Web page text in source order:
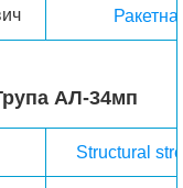
AЛ-34мп
Structural